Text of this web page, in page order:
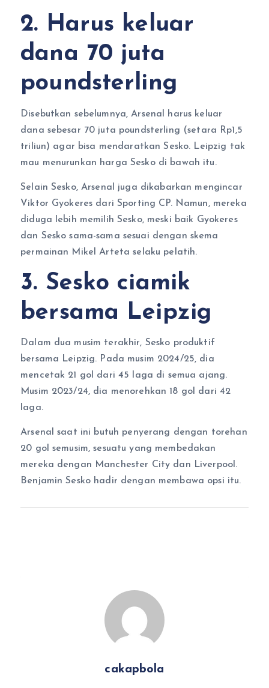
2. Harus keluar
dana 70 juta
poundsterling
Disebutkan sebelumnya, Arsenal harus keluar
dana sebesar 70 juta poundsterling (setara Rp1,5
triliun) agar bisa mendaratkan Sesko. Leipzig tak
mau menurunkan harga Sesko di bawah itu.
Selain Sesko, Arsenal juga dikabarkan mengincar
Viktor Gyokeres dari Sporting CP. Namun, mereka
diduga lebih memilih Sesko, meski baik Gyokeres
dan Sesko sama-sama sesuai dengan skema
permainan Mikel Arteta selaku pelatih.
3. Sesko ciamik
bersama Leipzig
Dalam dua musim terakhir, Sesko produktif
bersama Leipzig. Pada musim 2024/25, dia
mencetak 21 gol dari 45 laga di semua ajang.
Musim 2023/24, dia menorehkan 18 gol dari 42
laga.
Arsenal saat ini butuh penyerang dengan torehan
20 gol semusim, sesuatu yang membedakan
mereka dengan Manchester City dan Liverpool.
Benjamin Sesko hadir dengan membawa opsi itu.
cakapbola